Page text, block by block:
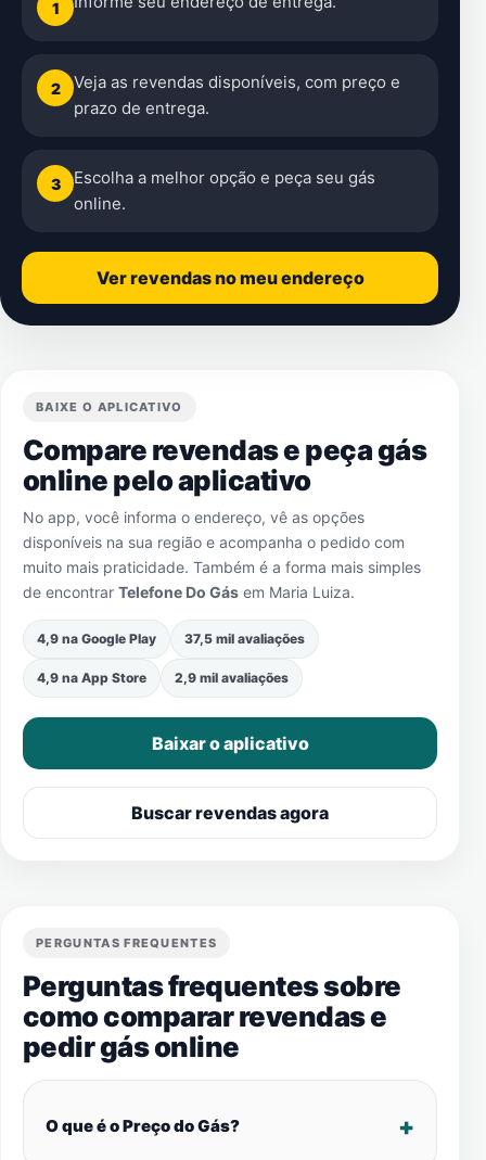
1
2
Veja as revendas disponíveis, com preço e
prazo de entrega.
3
Escolha a melhor opção e peça seu gás
online.
Ver revendas no meu endereço
BAIXE O APLICATIVO
Compare revendas e peça gás
online pelo aplicativo
No app, você informa o endereço, vê as opções
disponíveis na sua região e acompanha o pedido com
muito mais praticidade. Também é a forma mais simples
de encontrar Telefone Do Gás em Maria Luiza.
4,9 na Google Play 37,5 mil avaliações
4,9 na App Store 2,9 mil avaliações
Baixar o aplicativo
Buscar revendas agora
PERGUNTAS FREQUENTES
Perguntas frequentes sobre
como comparar revendas e
pedir gás online
O que é o Preço do Gás?